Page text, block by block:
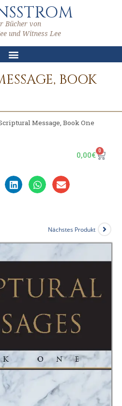
Bücher von
und Witness Lee
BOOK
Message, Book One
0,00€ 0
Nächstes Produkt